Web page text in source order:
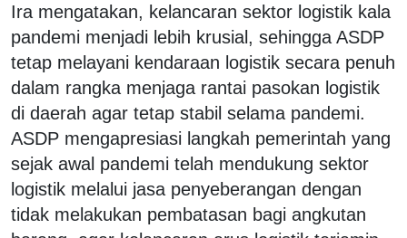
Ira mengatakan, kelancaran sektor logistik kala
pandemi menjadi lebih krusial, sehingga ASDP
tetap melayani kendaraan logistik secara penuh
dalam rangka menjaga rantai pasokan logistik
di daerah agar tetap stabil selama pandemi.
ASDP mengapresiasi langkah pemerintah yang
sejak awal pandemi telah mendukung sektor
logistik melalui jasa penyeberangan dengan
tidak melakukan pembatasan bagi angkutan